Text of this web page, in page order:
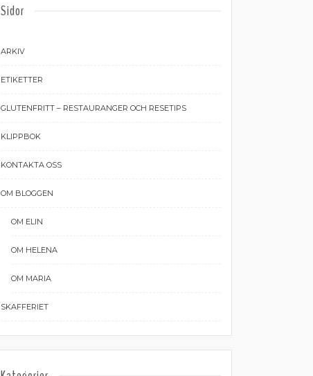
Sidor
ARKIV
ETIKETTER
GLUTENFRITT – RESTAURANGER OCH RESETIPS
KLIPPBOK
KONTAKTA OSS
OM BLOGGEN
OM ELIN
OM HELENA
OM MARIA
SKAFFERIET